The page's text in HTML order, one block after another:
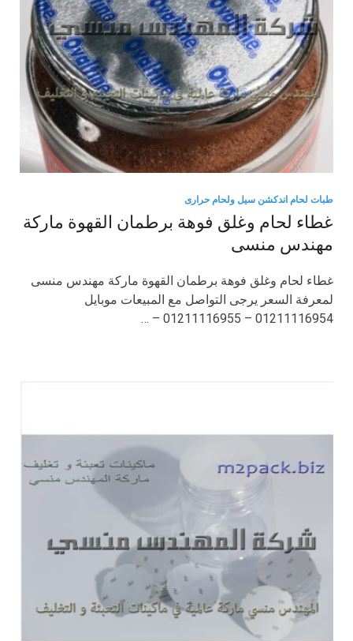
طبات لحام اندكشن سيل ولحام حرارى
غطاء لحام وغلق فوهة برطمان القهوة ماركة
مهندس منسى
غطاء لحام وغلق فوهة برطمان القهوة ماركة مهندس منسى
لمعرفة السعر يرجى التواصل مع المبيعات موبايل
01211116954 – 01211116955 – …